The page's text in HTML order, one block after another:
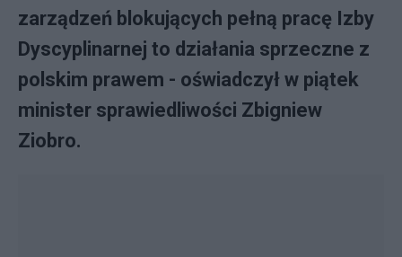
zarządzeń blokujących pełną pracę Izby
Dyscyplinarnej to działania sprzeczne z
polskim prawem - oświadczył w piątek
minister sprawiedliwości Zbigniew
Ziobro.